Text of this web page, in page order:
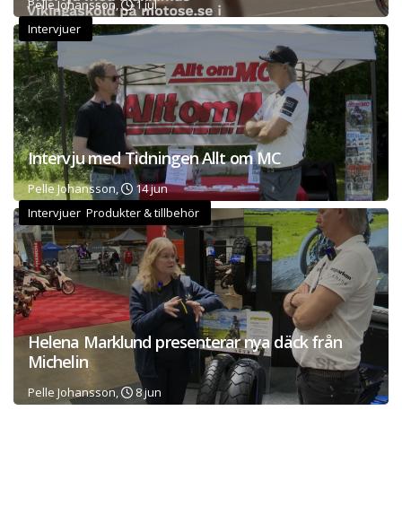
Pelle Johansson,
1 jul
Intervjuer
Intervju med Tidningen Allt om MC
Pelle Johansson,
14 jun
Intervjuer Produkter & tillbehör
Helena Marklund presenterar nya däck från
Michelin
Pelle Johansson, 8 jun